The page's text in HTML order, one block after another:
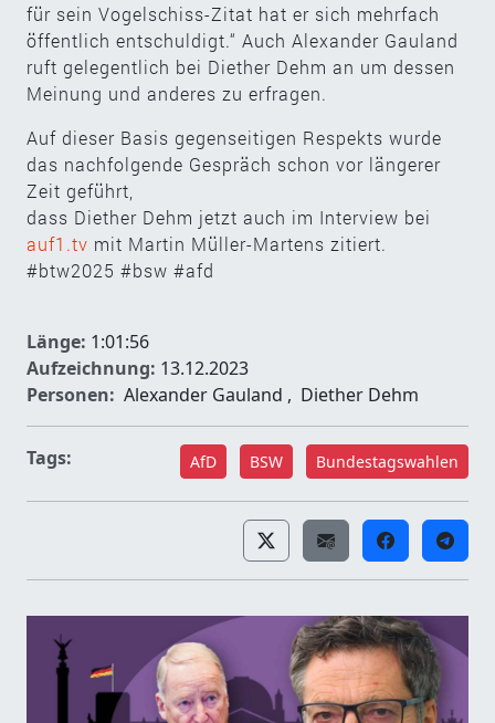
für sein Vogelschiss-Zitat hat er sich mehrfach
öffentlich entschuldigt.“ Auch Alexander Gauland
ruft gelegentlich bei Diether Dehm an um dessen
Meinung und anderes zu erfragen.
Auf dieser Basis gegenseitigen Respekts wurde
das nachfolgende Gespräch schon vor längerer
Zeit geführt,
dass Diether Dehm jetzt auch im Interview bei
auf1.tv mit Martin Müller-Martens zitiert.
#btw2025 #bsw #afd
Länge: 1:01:56
Aufzeichnung: 13.12.2023
Personen: Alexander Gauland , Diether Dehm
Tags: AfD BSW Bundestagswahlen